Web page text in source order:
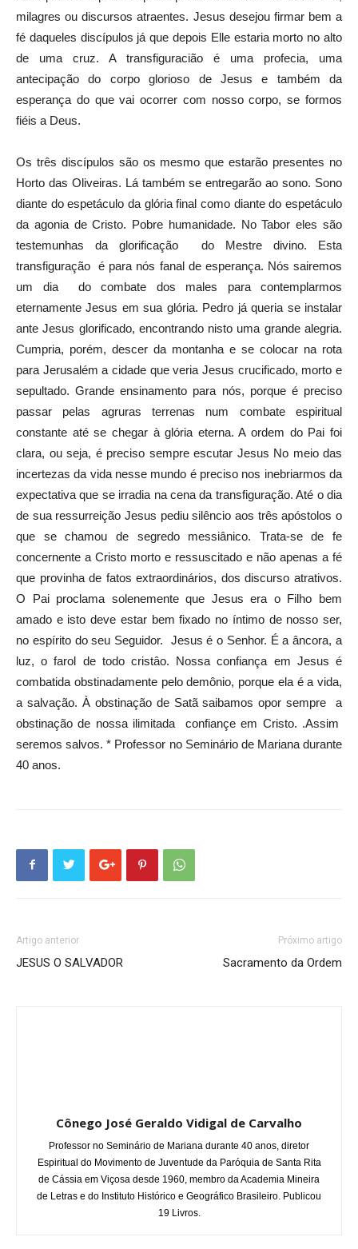
milagres ou discursos atraentes. Jesus desejou firmar bem a
fé daqueles discípulos já que depois Elle estaria morto no alto
de uma cruz. A transfiguracião é uma profecia, uma
antecipação do corpo glorioso de Jesus e também da
esperança do que vai ocorrer com nosso corpo, se formos
fiéis a Deus.
Os três discípulos são os mesmo que estarão presentes no
Horto das Oliveiras. Lá também se entregarão ao sono. Sono
diante do espetáculo da glória final como diante do espetáculo
da agonia de Cristo. Pobre humanidade. No Tabor eles são
testemunhas da glorificação do Mestre divino. Esta
transfiguração é para nós fanal de esperança. Nós sairemos
um dia do combate dos males para contemplarmos
eternamente Jesus em sua glória. Pedro já queria se instalar
ante Jesus glorificado, encontrando nisto uma grande alegria.
Cumpria, porém, descer da montanha e se colocar na rota
para Jerusalém a cidade que veria Jesus crucificado, morto e
sepultado. Grande ensinamento para nós, porque é preciso
passar pelas agruras terrenas num combate espiritual
constante até se chegar à glória eterna. A ordem do Pai foi
clara, ou seja, é preciso sempre escutar Jesus No meio das
incertezas da vida nesse mundo é preciso nos inebriarmos da
expectativa que se irradia na cena da transfiguração. Até o dia
de sua ressurreição Jesus pediu silêncio aos três apóstolos o
que se chamou de segredo messiânico. Trata-se de fe
concernente a Cristo morto e ressuscitado e não apenas a fé
que provinha de fatos extraordinários, dos discurso atrativos.
O Pai proclama solenemente que Jesus era o Filho bem
amado e isto deve estar bem fixado no íntimo de nosso ser,
no espírito do seu Seguidor. Jesus é o Senhor. É a âncora, a
luz, o farol de todo cristâo. Nossa confiança em Jesus é
combatida obstinadamente pelo demônio, porque ela é a vida,
a salvação. À obstinação de Satã saibamos opor sempre a
obstinação de nossa ilimitada confiançe em Cristo. .Assim
seremos salvos. * Professor no Seminário de Mariana durante
40 anos.
Artigo anterior
JESUS O SALVADOR
Próximo artigo
Sacramento da Ordem
Cônego José Geraldo Vidigal de Carvalho
Professor no Seminário de Mariana durante 40 anos, diretor
Espiritual do Movimento de Juventude da Paróquia de Santa Rita
de Cássia em Viçosa desde 1960, membro da Academia Mineira
de Letras e do Instituto Histórico e Geográfico Brasileiro. Publicou
19 Livros.